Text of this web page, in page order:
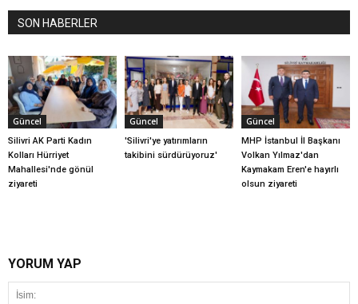
SON HABERLER
Güncel
Silivri AK Parti Kadın
Kolları Hürriyet
Mahallesi'nde gönül
ziyareti
Güncel
'Silivri'ye yatırımların
takibini sürdürüyoruz'
Güncel
MHP İstanbul İl Başkanı
Volkan Yılmaz'dan
Kaymakam Eren'e hayırlı
olsun ziyareti
YORUM YAP